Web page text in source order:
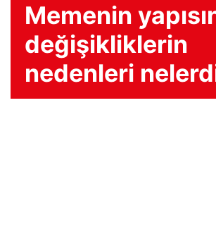
Memenin
değişikliklerin
nedenleri